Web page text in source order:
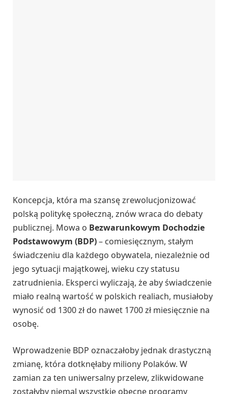
Koncepcja, która ma szansę zrewolucjonizować
polską politykę społeczną, znów wraca do debaty
publicznej. Mowa o Bezwarunkowym Dochodzie
Podstawowym (BDP)– comiesięcznym, stałym
świadczeniu dla każdego obywatela, niezależnie od
jego sytuacji majątkowej, wieku czy statusu
zatrudnienia. Eksperci wyliczają, że aby świadczenie
miało realną wartość w polskich realiach, musiałoby
wynosić od 1300 zł do nawet 1700 zł miesięcznie na
osobę.
Wprowadzenie BDP oznaczałoby jednak drastyczną
zmianę, która dotknęłaby miliony Polaków. W
zamian za ten uniwersalny przelew, zlikwidowane
zostałyby niemal wszystkie obecne programy